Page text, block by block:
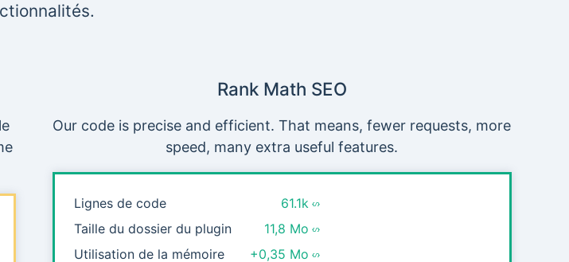
Rank Math SEO
Our code is precise and efficient. That means, fewer requests, more
speed, many extra useful features.
Lignes de code
61.1k
Taille du dossier du plugin
11,8 Mo
Utilisation de la mémoire
+0,35 Mo